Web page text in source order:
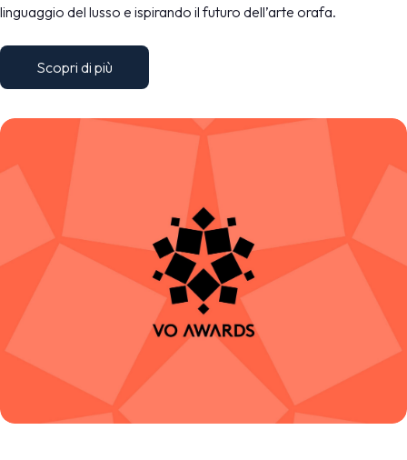
linguaggio del lusso e ispirando il futuro dell’arte orafa.
Scopri di più